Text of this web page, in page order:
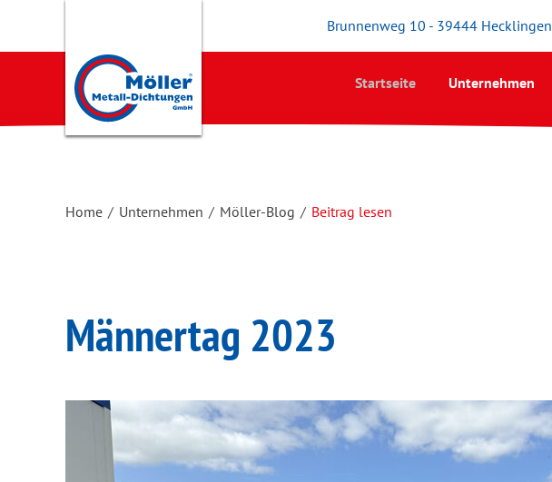
Brunnenweg 10 - 39444 Hecklingen
Startseite Unternehmen
Home / Unternehmen / Möller-Blog / Beitrag lesen
Männertag 2023